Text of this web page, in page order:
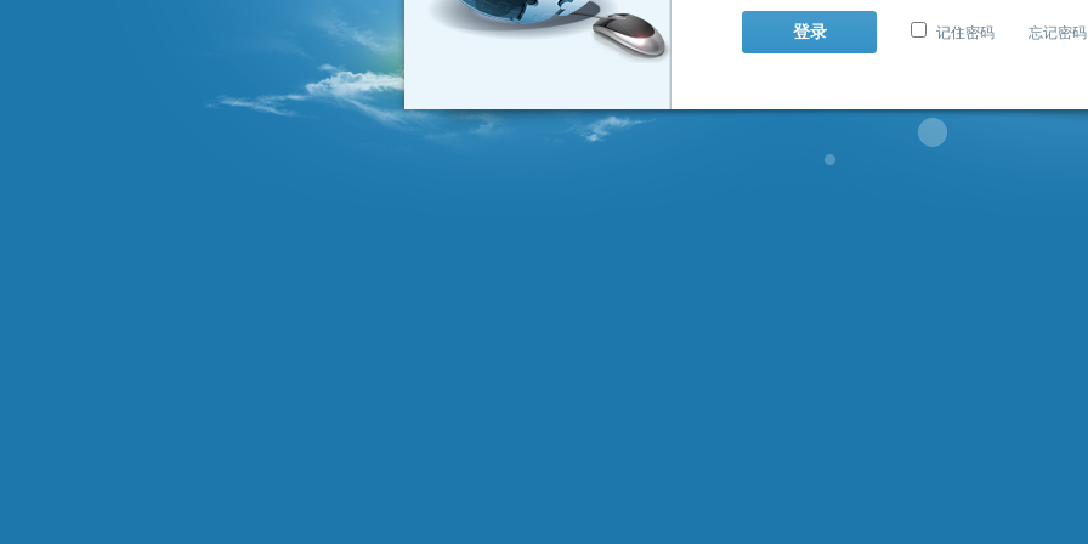
记住密码 忘记密